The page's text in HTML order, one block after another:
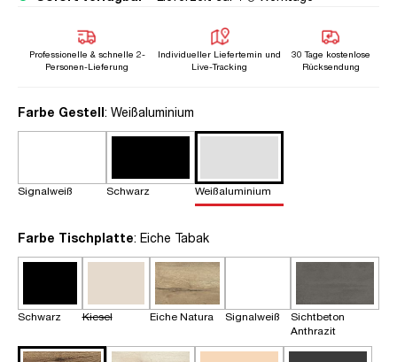
Professionelle & schnelle 2-
Personen-Lieferung
Individueller Liefertemin und
Live-Tracking
30 Tage kostenlose
Rücksendung
Farbe Gestellauswählen
: Weißaluminium
Signalweiß Schwarz Weißaluminium
Farbe Tischplatteauswählen
: Eiche Tabak
Schwarz Kiesel Eiche Natura Signalweiß
Sichtbeton
Anthrazit